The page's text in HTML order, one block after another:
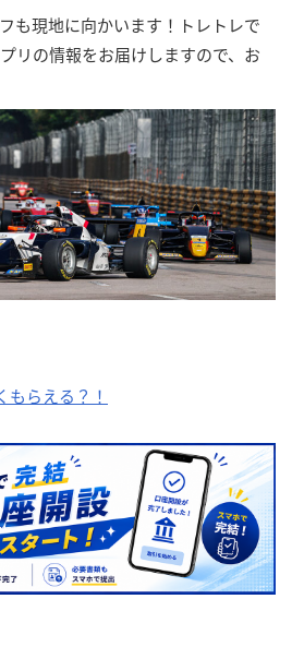
も現地に向かいます！トレトレで
リの情報をお届けしますので、お
もらえる？！